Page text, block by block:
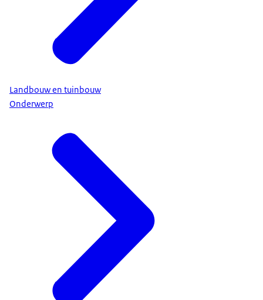
Landbouw en tuinbouw
Onderwerp